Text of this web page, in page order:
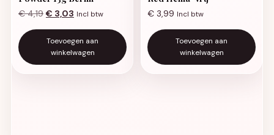
€4,19 Oorspronkelijke prijs was: € 4,19.
€ 3,03 Huidige prijs is: € 3,03.
Incl btw
Toevoegen aan
winkelwagen
€ 3,99 Incl btw
Toevoegen aan
winkelwagen